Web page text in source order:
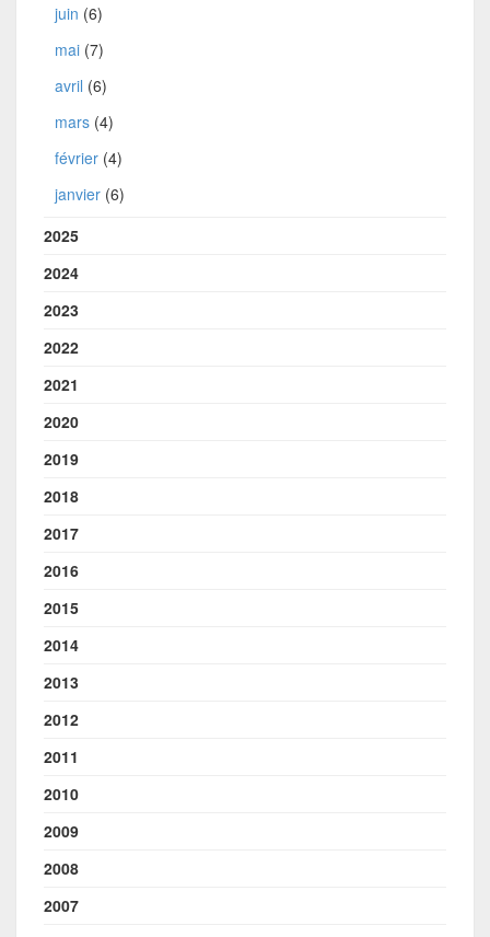
juin (6)
mai (7)
avril (6)
mars (4)
février (4)
janvier (6)
2025
2024
2023
2022
2021
2020
2019
2018
2017
2016
2015
2014
2013
2012
2011
2010
2009
2008
2007